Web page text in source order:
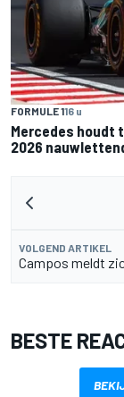
FORMULE 116 u
Mercedes houdt
2026
VOLGEND ARTIKEL
Campos meldt
BESTE